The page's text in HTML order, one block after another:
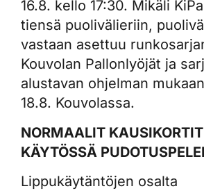
16.8. kello 17:30. Mikäli
tiensä puolivälieriin,
vastaan asettuu
Kouvolan Pallonlyöjät ja
alustavan ohjelman
18.8. Kouvolassa.
NORMAALIT
KÄYTÖSSÄ
Lippukäytäntöjen osalta